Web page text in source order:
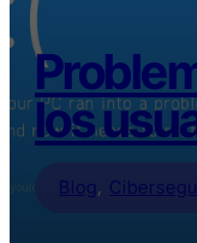
los
Blog,